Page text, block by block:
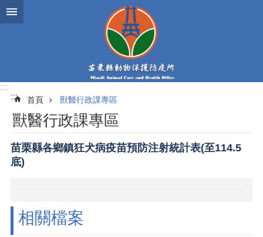
跳到主要內容區塊
:::
:::
首頁 獸醫行政課專區
獸醫行政課專區
苗栗縣各鄉鎮狂犬病疫苗預防注射統計表(至114.5
底)
相關檔案